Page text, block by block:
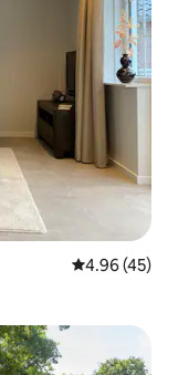
平均评分
4.96 (45)